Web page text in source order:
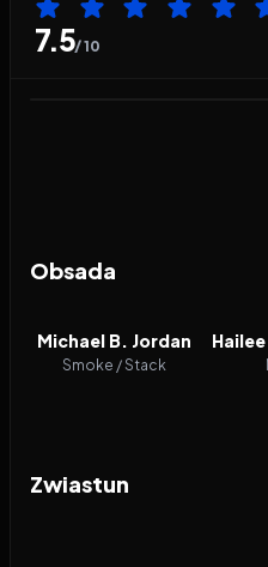
7.5/ 10
Obsada
Michael B. Jordan
Smoke / Stack
Zwiastun